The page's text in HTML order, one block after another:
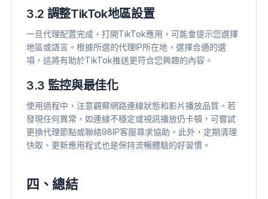
3.2 調整TikTok地區設置
一旦代理配置完成，打開TikTok應用，可能會提示您選擇
地區或語言。根據所選的代理IP所在地，選擇合適的選
項，這將有助於TikTok推送更符合您興趣的內容。
3.3 監控與最佳化
使用過程中，注意觀察網路連線狀態和影片播放品質。若
發現任何異常，如連線不穩定或視訊播放仍卡頓，可嘗試
更換代理節點或聯絡98IP客服尋求協助。此外，定期清理
快取、更新應用程式也是保持流暢體驗的好習慣。
四、總結